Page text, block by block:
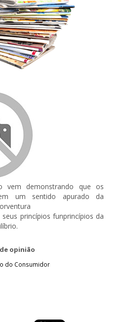
vem demonstrando que os
um sentido apurado da
princípios funprincípios da
opinião
do Consumidor